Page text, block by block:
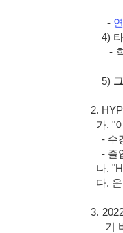
-
4)
- 학
5)
2.
가. "
- 수
- 졸
나.
다.
3.
기